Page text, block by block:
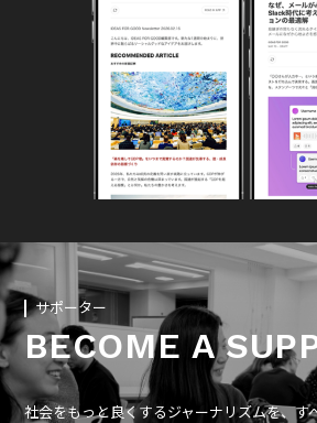
サポーター
BECOME A
社会をもっと良くするジャーナリズムを、す